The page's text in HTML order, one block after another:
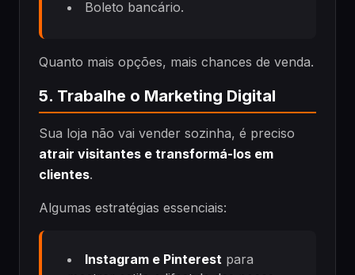
Boleto bancário.
Quanto mais opções, mais chances de venda.
5. Trabalhe o Marketing Digital
Sua loja não vai vender sozinha, é preciso
atrair visitantes e transformá-los em
clientes.
Algumas estratégias essenciais:
Instagram e Pinterest para